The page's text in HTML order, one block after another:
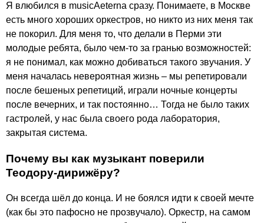
Я влюбился в musicAeterna сразу. Понимаете, в Москве
есть много хороших оркестров, но никто из них меня так
не покорил. Для меня то, что делали в Перми эти
молодые ребята, было чем-то за гранью возможностей:
я не понимал, как можно добиваться такого звучания. У
меня началась невероятная жизнь – мы репетировали
после бешеных репетиций, играли ночные концерты
после вечерних, и так постоянно… Тогда не было таких
гастролей, у нас была своего рода лаборатория,
закрытая система.
Почему вы как музыкант поверили
Теодору-дирижёру?
Он всегда шёл до конца. И не боялся идти к своей мечте
(как бы это пафосно не прозвучало). Оркестр, на самом